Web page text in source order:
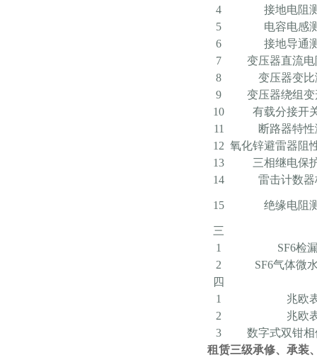
4
接地电阻
5
电容电感
6
接地导通
7
变压器直流
8
变压器变
9
变压器绕组
10
有载分接开
11
断路器特
12 氧化锌避雷器阻
13
三相继电保
14
雷击计数
15 绝缘电阻
三
1
SF6检
2
SF6气体微
四
1
兆欧
2
兆欧
3
数字式双钳
租赁三级承修、承装